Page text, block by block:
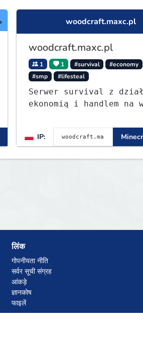
woodcraft.maxc.pl
woodcraft.maxc.pl
1 1 #survival #economy
#smp
#lifesteal
Serwer survival z
ekonomią i handlem na
IP:
लिंक
गोपनीयता नीति
सर्वर सूची संग्रह
आंकड़े
ज्ञानकोष
फाइलें